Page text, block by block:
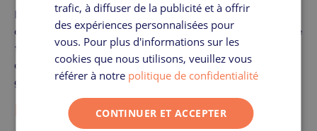
Le transfert d’un contrat d’assurance vie peut avoir
de nombreusesimplications, tant sur le plan fiscal que
financier. Il est important de comprendre ces
conséquences afin d’éviter les erreurset optimiser la
gestion de son patrimoine.
La fiscalité
trafic, à diffuser de la publicité et à offrir
des expériences personnalisées pour
vous. Pour plus d'informations sur les
cookies que nous utilisons, veuillez vous
référer à notre politique de confidentialité
CONTINUER ET ACCEPTER